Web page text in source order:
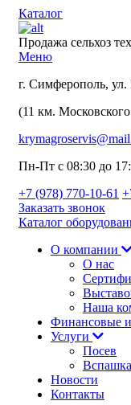
Каталог
Продажа сельхоз
Меню
г. Симферополь,
(11 км.
Пн-Пт с 08:30 до
+7 (978) 770-10-61
Заказать звонок
Каталог
О компании
О нас
Наша
Финансовые
Услуги
Посев
Новости
Контакты